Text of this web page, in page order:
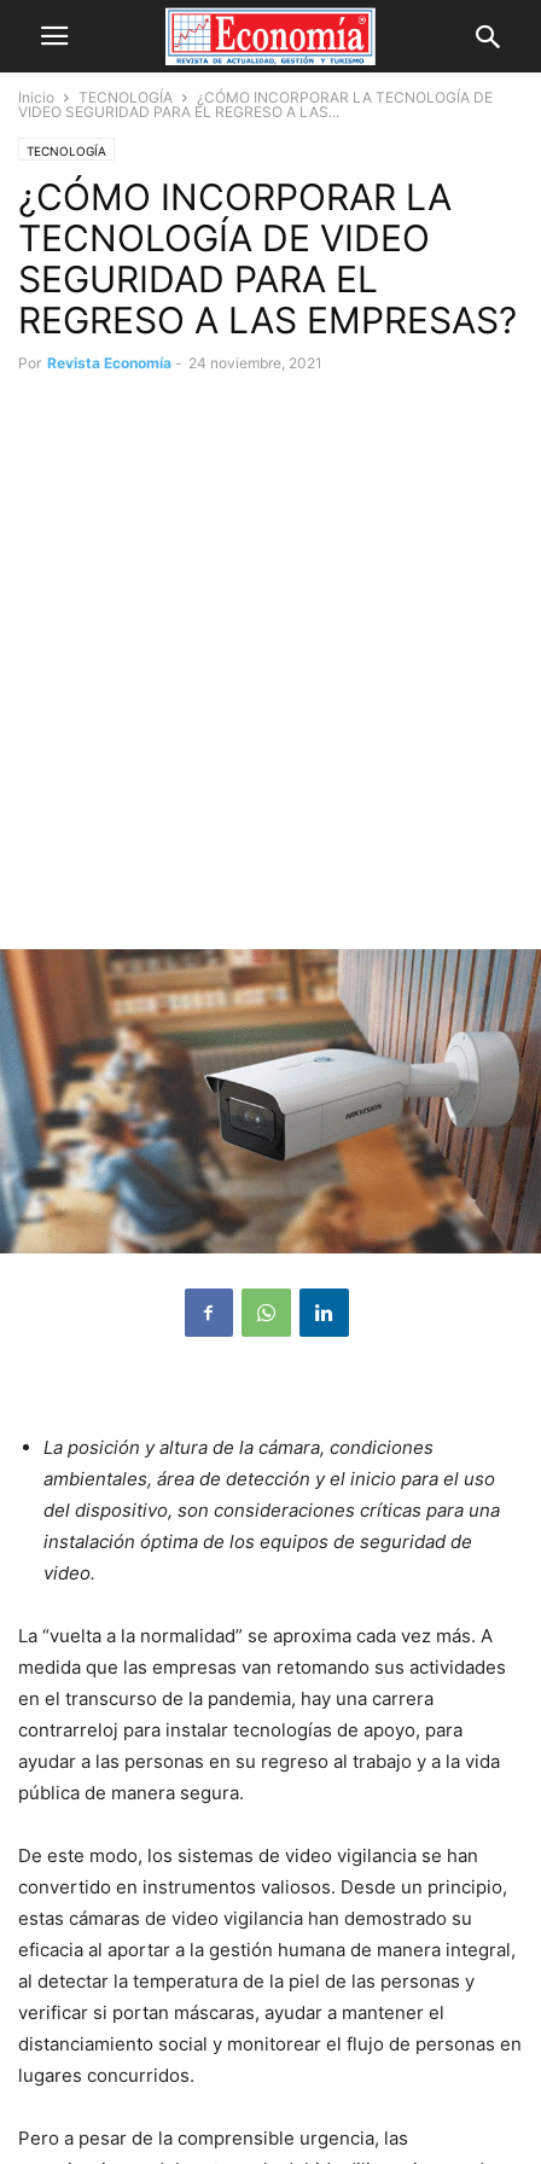
Inicio TECNOLOGÍA
¿CÓMO INCORPORAR LA TECNOLOGÍA DE
VIDEO SEGURIDAD PARA EL REGRESO A LAS...
TECNOLOGÍA
¿CÓMO INCORPORAR LA
TECNOLOGÍA DE VIDEO
SEGURIDAD PARA EL
REGRESO A LAS EMPRESAS?
Por Revista Economía - 24 noviembre, 2021
La posición y altura de la cámara, condiciones
ambientales, área de detección y el inicio para el uso
del dispositivo, son consideraciones críticas para una
instalación óptima de los equipos de seguridad de
video.
La “vuelta a la normalidad” se aproxima cada vez más. A
medida que las empresas van retomando sus actividades
en el transcurso de la pandemia, hay una carrera
contrarreloj para instalar tecnologías de apoyo, para
ayudar a las personas en su regreso al trabajo y a la vida
pública de manera segura.
De este modo, los sistemas de video vigilancia se han
convertido en instrumentos valiosos. Desde un principio,
estas cámaras de video vigilancia han demostrado su
eficacia al aportar a la gestión humana de manera integral,
al detectar la temperatura de la piel de las personas y
verificar si portan máscaras, ayudar a mantener el
distanciamiento social y monitorear el flujo de personas en
lugares concurridos.
Pero a pesar de la comprensible urgencia, las